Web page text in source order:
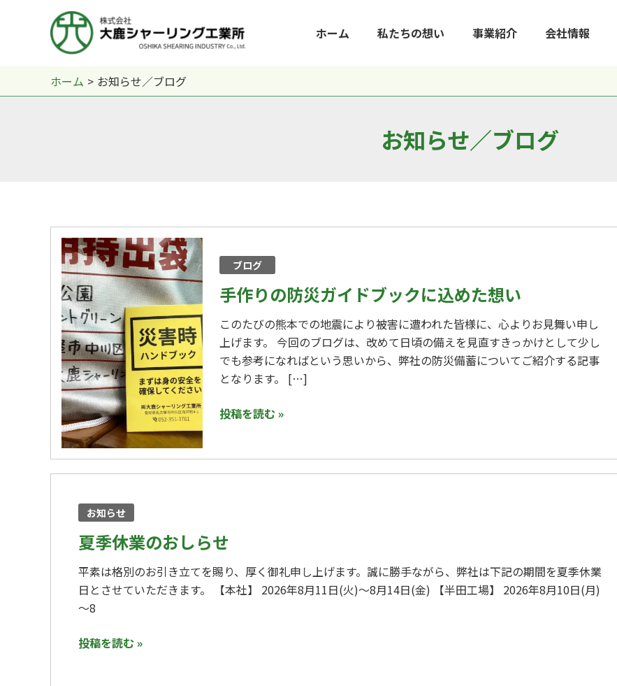
ッ
ホーム 私たちの想い 事業紹介 会社情報
ホーム お知らせ／ブログ
お知らせ／ブログ
ブログ
手作りの防災ガイドブックに込めた想い
このたびの熊本での地震により被害に遭われた皆様に、心よりお見舞い申し
上げます。 今回のブログは、改めて日頃の備えを見直すきっかけとして少し
でも参考になればという思いから、弊社の防災備蓄についてご紹介する記事
となります。 […]
作
り
の
防
災
ガ
イ
ド
ッ
込
い
投稿を読む »
お知らせ
夏季休業のおしらせ
平素は格別のお引き立てを賜り、厚く御礼申し上げます。誠に勝手ながら、弊社は下記の期間を夏季休業
日とさせていただきます。 【本社】 2026年8月11日(火)～8月14日(金) 【半田工場】 2026年8月10日(月)
～8
季
休
業
の
お
し
ら
投稿を読む »